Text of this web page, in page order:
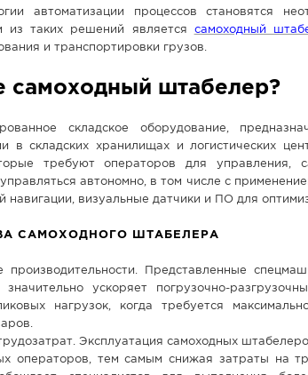
автоматизации процессов становятся
из таких решений является самоходный
и транспортировки грузов.
самоходный штабелер?
складское оборудование,
в складских хранилищах и логистических
требуют операторов для управления,
автономно, в том числе с
навигации, визуальные датчики и ПО для
САМОХОДНОГО ШТАБЕЛЕРА
производительности. Представленные
значительно ускоряет погрузочно-
нагрузок, когда требуется
Эксплуатация самоходных
операторов, тем самым снижая затраты на